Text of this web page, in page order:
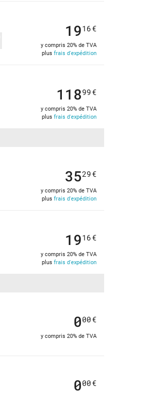
1916 €
y compris 20% de TVA
plus frais d'expédition
11899 €
y compris 20% de TVA
plus frais d'expédition
3529 €
y compris 20% de TVA
plus frais d'expédition
1916 €
y compris 20% de TVA
plus frais d'expédition
000 €
y compris 20% de TVA
000 €